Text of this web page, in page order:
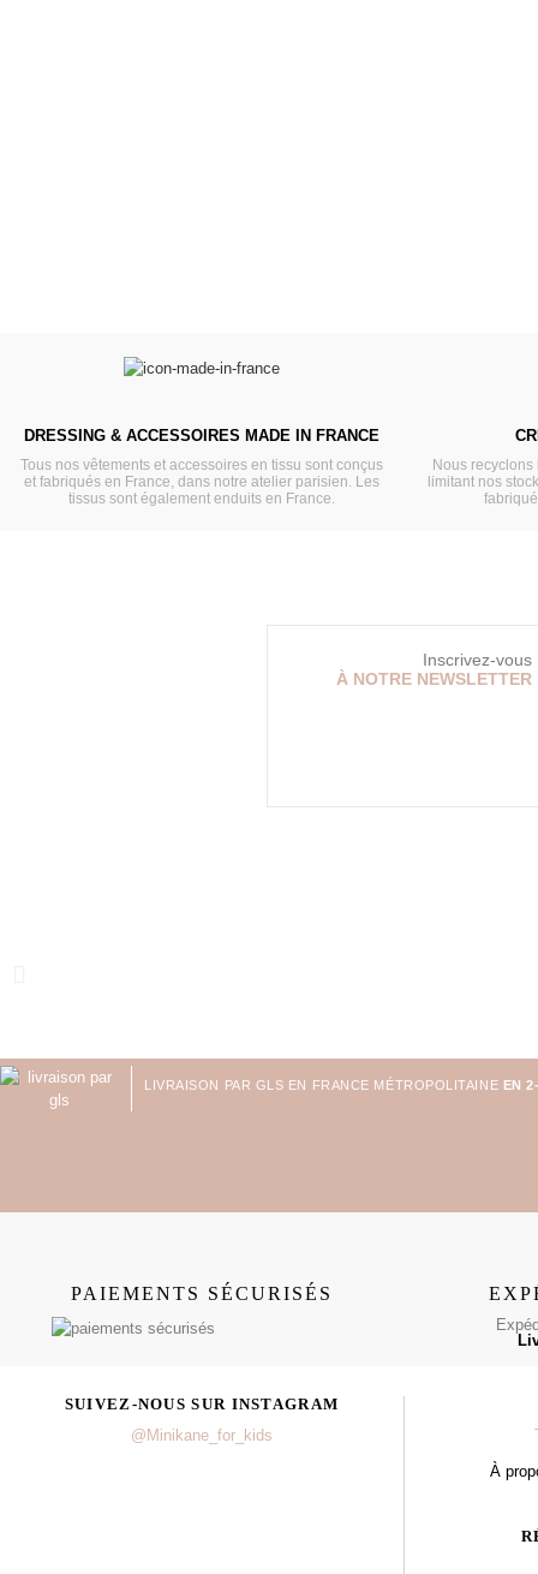
DRESSING & ACCESSOIRES MADE IN FRANCE
Tous nos vêtements et accessoires en tissu sont conçus
et fabriqués en France, dans notre atelier parisien. Les
tissus sont également enduits en France.
Nous recyclons
limitant nos
Inscrivez-vous
À NOTRE NEWSLETTER
LIVRAISON PAR GLS EN FRANCE MÉTROPOLITAINE EN
PAIEMENTS SÉCURISÉS
SUIVEZ-NOUS SUR INSTAGRAM
@Minikane_for_kids
À